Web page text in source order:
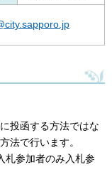
投函する方法ではな
法で行います。
札参加者のみ入札参